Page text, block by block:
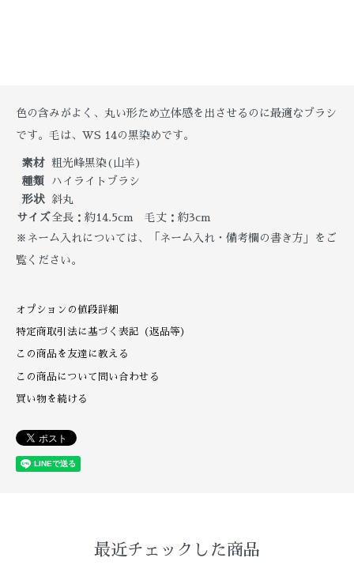
色の含みがよく、丸い形ため立体感を出させるのに最適なブラシ
です。毛は、WS 14の黒染めです。
素材
粗光峰黒染(山羊)
種類
ハイライトブラシ
形状
斜丸
サイズ 全長：約14.5cm 毛丈：約3cm
※ネーム入れについては、「ネーム入れ・備考欄の書き方」をご
覧ください。
オプションの値段詳細
特定商取引法に基づく表記（返品等）
この商品を友達に教える
この商品について問い合わせる
買い物を続ける
最近チェックした商品